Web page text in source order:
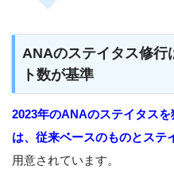
ANAのステイタス修行
ト数が基準
2023年のANAのステイタス
は、従来ベースのものとステ
用意されています。